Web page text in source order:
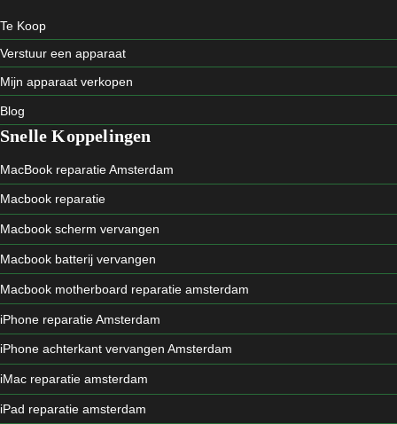
Te Koop
Verstuur een apparaat
Mijn apparaat verkopen
Blog
Snelle Koppelingen
MacBook reparatie Amsterdam
Macbook reparatie
Macbook scherm vervangen
Macbook batterij vervangen
Macbook motherboard reparatie amsterdam
iPhone reparatie Amsterdam
iPhone achterkant vervangen Amsterdam
iMac reparatie amsterdam
iPad reparatie amsterdam